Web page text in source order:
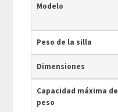
Modelo
Peso de la silla
Dimensiones
Capacidad máxima de
peso